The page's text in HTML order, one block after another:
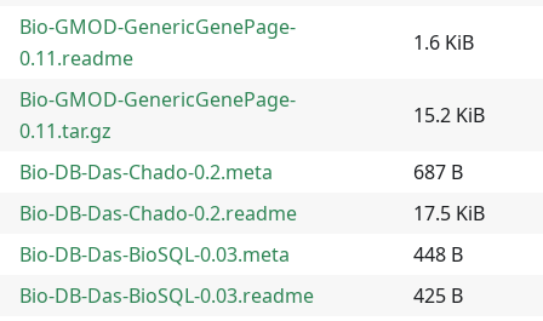
Bio-GMOD-GenericGenePage-
0.11.readme
1.6 KiB
Bio-GMOD-GenericGenePage-
0.11.tar.gz
15.2 KiB
Bio-DB-Das-Chado-0.2.meta
687 B
Bio-DB-Das-Chado-0.2.readme
17.5 KiB
Bio-DB-Das-BioSQL-0.03.meta
448 B
Bio-DB-Das-BioSQL-0.03.readme
425 B